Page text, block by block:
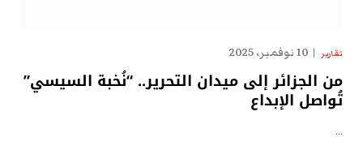
تقارير 10 نوفمبر، 2025
من الجزائر إلى ميدان التحرير.. “نُخبة السيسي”
تُواصل الإبداع
…